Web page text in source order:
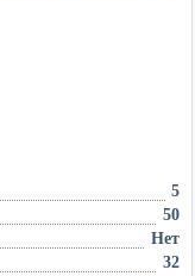
5
50
Нет
32